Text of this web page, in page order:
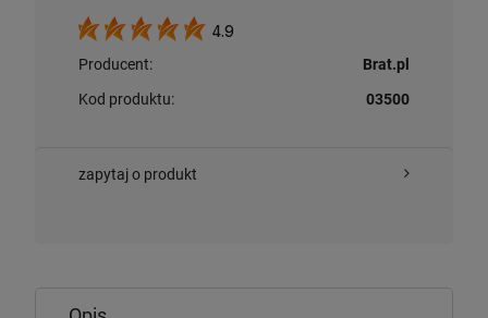
4.9
Producent:
Brat.pl
Kod produktu:
03500
zapytaj o produkt